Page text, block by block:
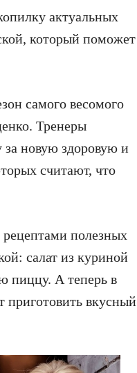
актуальных
который поможет
самого весомого
Тренеры
новую здоровую и
считают, что
полезных
салат из куриной
пиццу. А теперь в
приготовить вкусный